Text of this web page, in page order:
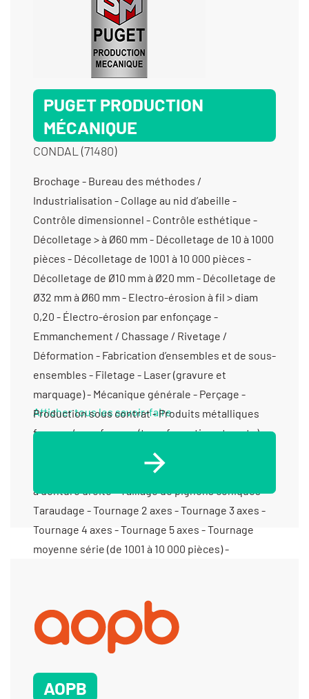
PUGET PRODUCTION
MÉCANIQUE
CONDAL (71480)
Brochage - Bureau des méthodes / Industrialisation - Collage au nid d’abeille - Contrôle dimensionnel - Contrôle esthétique - Décolletage > à Ø60 mm - Décolletage de 10 à 1000 pièces - Décolletage de 1001 à 10 000 pièces - Décolletage de Ø10 mm à Ø20 mm - Décolletage de Ø32 mm à Ø60 mm - Electro-érosion à fil > diam 0,20 - Électro-érosion par enfonçage - Emmanchement / Chassage / Rivetage / Déformation - Fabrication d’ensembles et de sous-ensembles - Filetage - Laser (gravure et marquage) - Mécanique générale - Perçage - Production sous contrat - Produits métalliques ferreux / non-ferreux (transformation et vente) - Produits opérations sur produits semi-finis - Taillage de moyeux cannelés - Taillage de pignons à denture droite - Taillage de pignons coniques - Taraudage - Tournage 2 axes - Tournage 3 axes - Tournage 4 axes - Tournage 5 axes - Tournage moyenne série (de 1001 à 10 000 pièces) - Tournage multifonctions - Tournage Ø de 20 à 200 mm - Tournage Ø de 201 à 400 mm - Tournage petite série (de 11 à 1000 pièces) - Tournage prototype et unitaire (< 10 pièces) - Usinage / 5 axes / moyenne série (de 1001 à 10 000 pièces) < 350 cm3 - Usinage / 5 axes / moyenne série (de 1001 à 10 000 pièces) entre 350 cm3 et 1000 cm3 - Usinage / 5 axes /petite série (de 10 à 1000 pièces) < 350 cm3 - Usinage / 5
Afficher tous les savoir-faire
AOPB